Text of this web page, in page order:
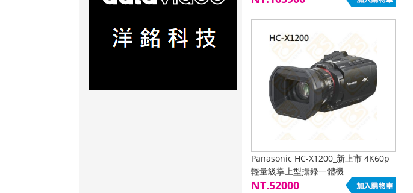
Panasonic HC-X1200_新上市 4K60p
輕量級掌上型攝錄一體機
NT.52000